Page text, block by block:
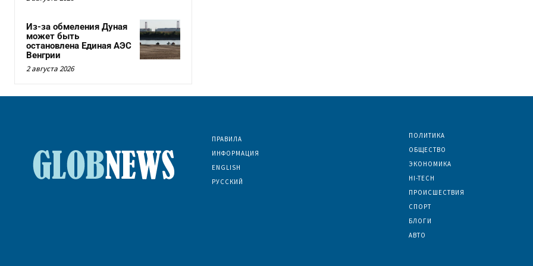
Из-за обмеления Дуная
может быть
остановлена Единая АЭС
Венгрии
2 августа 2026
ПРАВИЛА
ИНФОРМАЦИЯ
ENGLISH
РУССКИЙ
ПОЛИТИКА
ОБЩЕСТВО
ЭКОНОМИКА
HI-TECH
ПРОИСШЕСТВИЯ
СПОРТ
БЛОГИ
АВТО